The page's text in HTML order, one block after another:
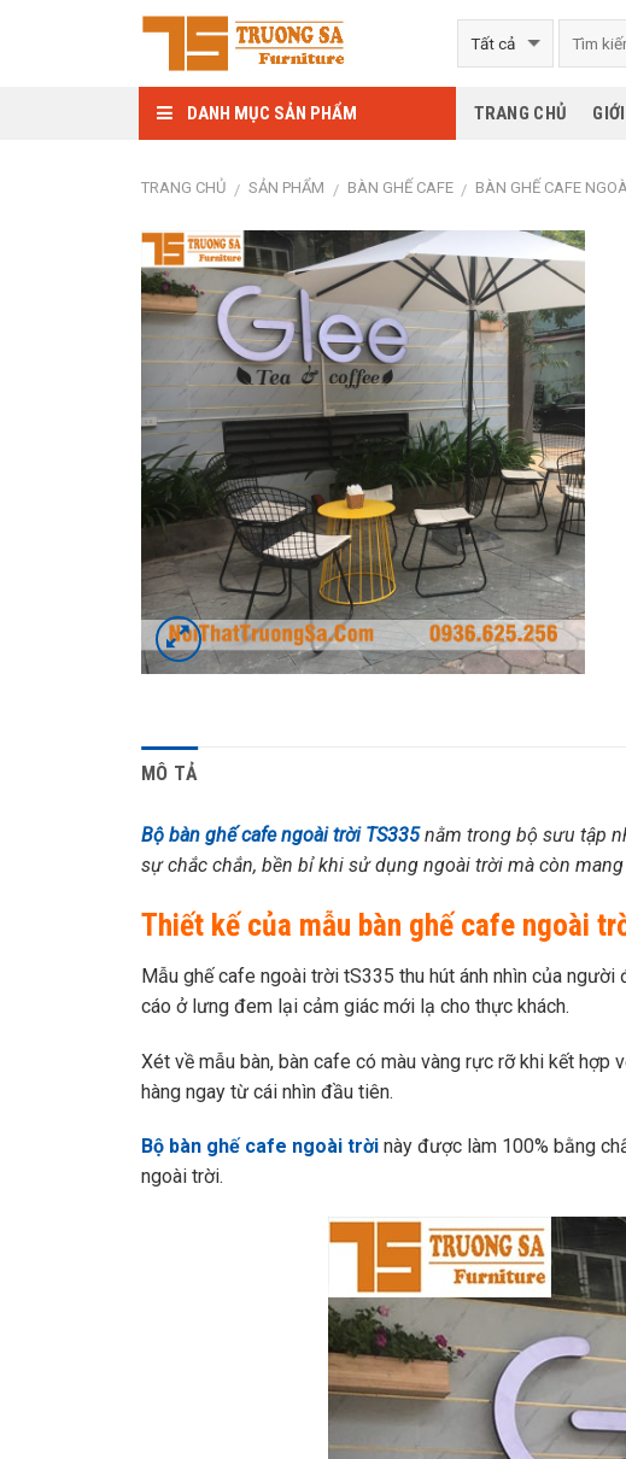
DANH MỤC SẢN PHẨM TRANG CHỦ
TRANG CHỦ / SẢN PHẨM / BÀN GHẾ CAFE / BÀN GHẾ CAFE
MÔ TẢ
Bộ bàn ghế cafe ngoài trời TS335nằm trong bộ sưu tập
sự chắc chắn, bền bỉ khi sử dụng ngoài trời mà còn
Thiết kế của mẫu bàn ghế cafe ngoài
Mẫu ghế cafe ngoài trời tS335 thu hút ánh nhìn của
cáo ở lưng đem lại cảm giác mới lạ cho thực khách.
Xét về mẫu bàn, bàn cafe có màu vàng rực rỡ khi kết
hàng ngay từ cái nhìn đầu tiên.
Bộ bàn ghế cafe ngoài trời này được làm 100% bằng
ngoài trời.